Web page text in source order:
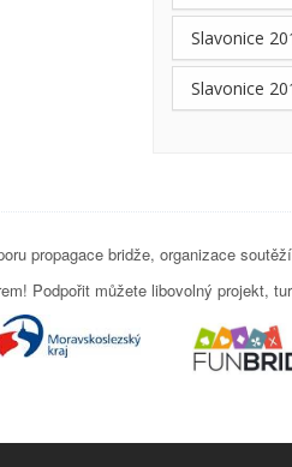
Slavonice
Slavonice
propagace bridže, organizace
Podpořit můžete libovolný projekt,